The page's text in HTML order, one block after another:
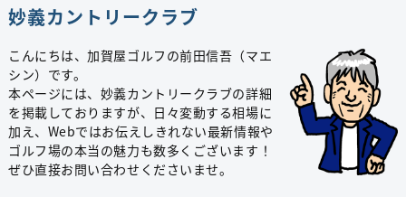
妙義カントリークラブ
こんにちは、加賀屋ゴルフの前田信吾（マエ
シン）です。
本ページには、妙義カントリークラブの詳細
を掲載しておりますが、日々変動する相場に
加え、Webではお伝えしきれない最新情報や
ゴルフ場の本当の魅力も数多くございます！
ぜひ直接お問い合わせくださいませ。